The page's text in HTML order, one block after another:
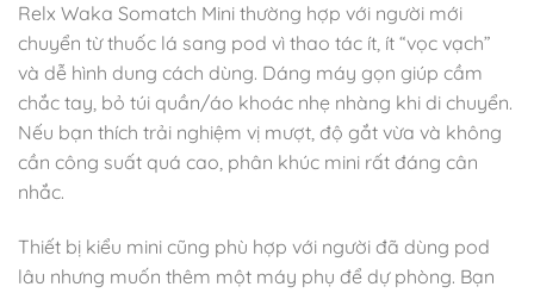
Relx Waka Somatch Mini thường hợp với người mới
chuyển từ thuốc lá sang pod vì thao tác ít, ít “vọc vạch”
và dễ hình dung cách dùng. Dáng máy gọn giúp cầm
chắc tay, bỏ túi quần/áo khoác nhẹ nhàng khi di chuyển.
Nếu bạn thích trải nghiệm vị mượt, độ gắt vừa và không
cần công suất quá cao, phân khúc mini rất đáng cân
nhắc.
Thiết bị kiểu mini cũng phù hợp với người đã dùng pod
lâu nhưng muốn thêm một máy phụ để dự phòng. Bạn